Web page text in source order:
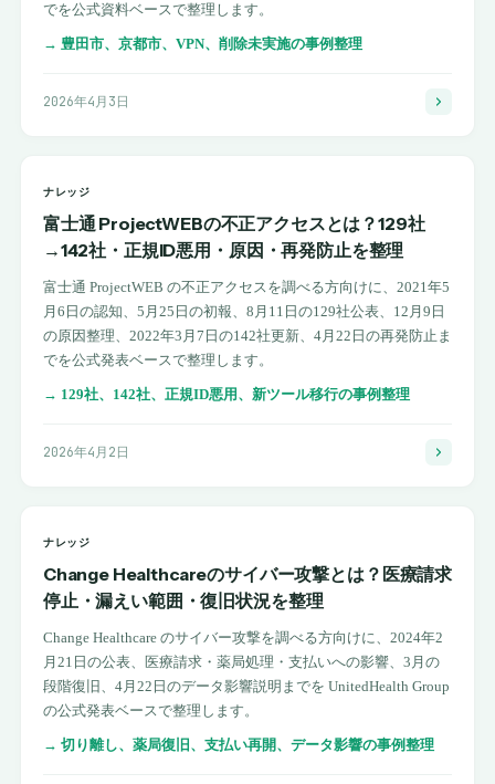
でを公式資料ベースで整理します。
→ 豊田市、京都市、VPN、削除未実施の事例整理
2026年4月3日
ナレッジ
富士通 ProjectWEBの不正アクセスとは？129社
→142社・正規ID悪用・原因・再発防止を整理
富士通 ProjectWEB の不正アクセスを調べる方向けに、2021年5
月6日の認知、5月25日の初報、8月11日の129社公表、12月9日
の原因整理、2022年3月7日の142社更新、4月22日の再発防止ま
でを公式発表ベースで整理します。
→ 129社、142社、正規ID悪用、新ツール移行の事例整理
2026年4月2日
ナレッジ
Change Healthcareのサイバー攻撃とは？医療請求
停止・漏えい範囲・復旧状況を整理
Change Healthcare のサイバー攻撃を調べる方向けに、2024年2
月21日の公表、医療請求・薬局処理・支払いへの影響、3月の
段階復旧、4月22日のデータ影響説明までを UnitedHealth Group
の公式発表ベースで整理します。
→ 切り離し、薬局復旧、支払い再開、データ影響の事例整理